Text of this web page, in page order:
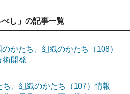
べし」の記事一覧
のかたち、組織のかたち（108）
術開発
ち、組織のかたち（107）情報